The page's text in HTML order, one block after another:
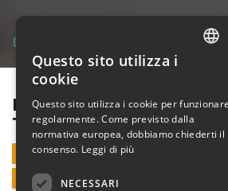
NÒT FILM FEST |
NÒT FILM FEST |
TOUR
29 AGOSTO 2021 - 10:00
VENDITE ONLINE TERMINATE
Questo sito utilizza i
cookie
Questo sito utilizza i cookie per funzionare
regolarmente. Come previsto dalla
normativa europea, dobbiamo chiederti il
consenso. Leggi di più
NECESSARI